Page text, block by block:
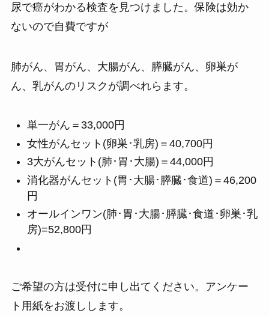
尿で癌がわかる検査を見つけました。保険は効か
ないので自費ですが
肺がん、胃がん、大腸がん、膵臓がん、卵巣が
ん、乳がんのリスクが調べれらます。
単一がん＝33,000円
女性がんセット(卵巣･乳房)＝40,700円
3大がんセット(肺･胃･大腸)＝44,000円
消化器がんセット(胃･大腸･膵臓･食道)＝46,200
円
オールインワン(肺･胃･大腸･膵臓･食道･卵巣･乳
房)=52,800円
ご希望の方は受付に申し出てください。アンケー
ト用紙をお渡しします。